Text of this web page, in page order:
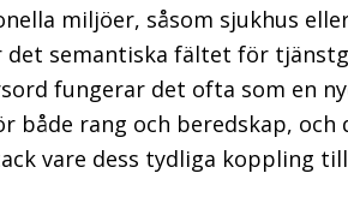
miljöer, såsom sjukhus
semantiska fältet för
fungerar det ofta som en
både rang och beredskap, och
vare dess tydliga koppling till